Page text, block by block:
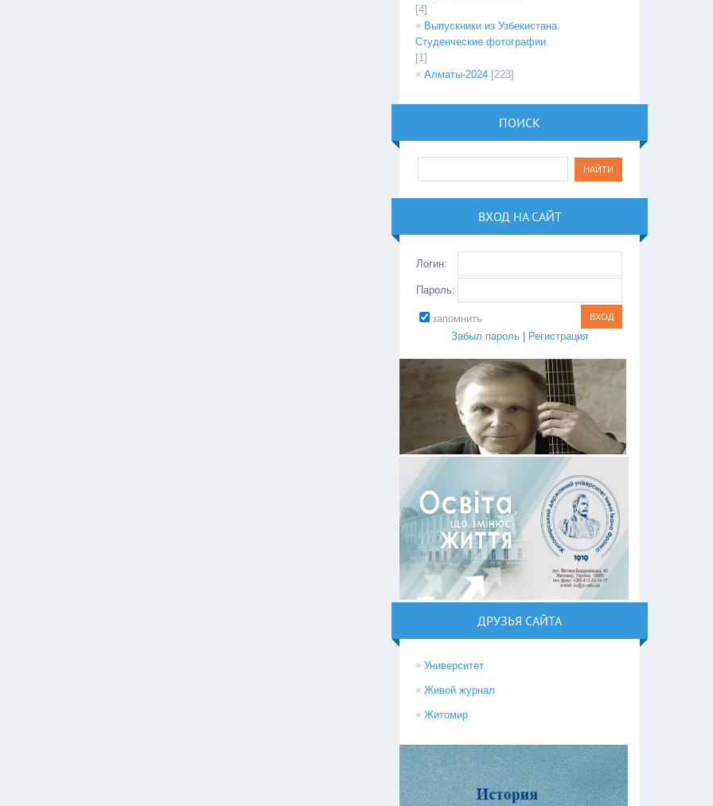
[4]
Выпускники из Узбекистана.
Студенческие фотографии.
[1]
Алматы-2024 [223]
ПОИСК
ВХОД НА САЙТ
Логин:
Пароль:
запомнить
Забыл пароль| Регистрация
ДРУЗЬЯ САЙТА
Университет
Живой журнал
Житомир